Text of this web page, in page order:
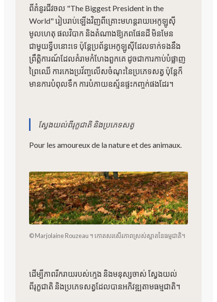
ពីគំនូរជីវចល "The Biggest President in the
World" រៀបរាប់ឡើងវិញពីគ្រោះមហន្តរាយអេកូឡូស៊ី
មូលហេតុ ផលវិបាក និងតំណាងឱ្យភពផែនដី មិនមែន
ជាមួយទ្វីបនោះទេ ប៉ុន្តែប្រព័ន្ធអេកូឡូស៊ីដែលទាក់ទងនឹង
ព្រឹត្តិការណ៍ដែលគំរាមកំហែងពួកគេ ដូចជាការកាប់បំផ្លាញ
ព្រៃឈើ ការកេងប្រវ័ញ្ចលើសចំណុះនៃប្រភេទសត្វ ប៉ុន្តែក៏
មានការបំពុលទឹក ការបំភាយឧស្ម័នផ្ទះកញ្ចក់ផងដែរ។
ស្វែងយល់ពីរុក្ខជាតិ និងប្រភេទសត្វ
Pour les amoureux de la nature et des animaux.
© Marjolaine Rouzeau ។ កោតសរសើរភាពស្រស់ស្អាតនៃធម្មជាតិ។
ដើម្បីភាពរីករាយរបស់ក្មេង និងមនុស្សចាស់ ស្វែងយល់
ពីរុក្ខជាតិ និងប្រភេទសត្វដែលបានអភិវឌ្ឍតាមធម្មជាតិ។